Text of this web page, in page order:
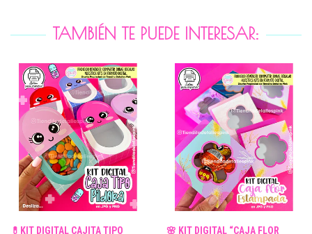
TAMBIÉN TE PUEDE INTERESAR:
💊KIT DIGITAL CAJITA TIPO
🌸 KIT DIGITAL “CAJA FLOR